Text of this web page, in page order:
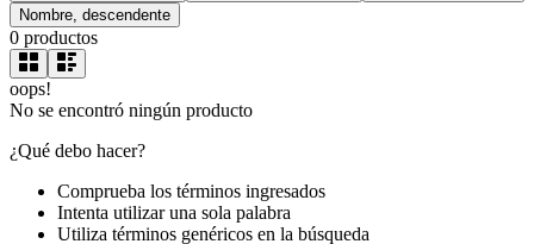
Nombre, descendente
0 productos
oops!
No se encontró ningún producto
¿Qué debo hacer?
Comprueba los términos ingresados
Intenta utilizar una sola palabra
Utiliza términos genéricos en la búsqueda